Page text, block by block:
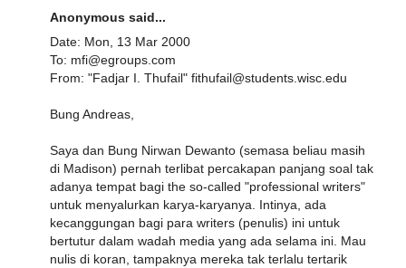
Anonymous said...
Date: Mon, 13 Mar 2000
To: mfi@egroups.com
From: "Fadjar I. Thufail" fithufail@students.wisc.edu
Bung Andreas,
Saya dan Bung Nirwan Dewanto (semasa beliau masih
di Madison) pernah terlibat percakapan panjang soal tak
adanya tempat bagi the so-called "professional writers"
untuk menyalurkan karya-karyanya. Intinya, ada
kecanggungan bagi para writers (penulis) ini untuk
bertutur dalam wadah media yang ada selama ini. Mau
nulis di koran, tampaknya mereka tak terlalu tertarik